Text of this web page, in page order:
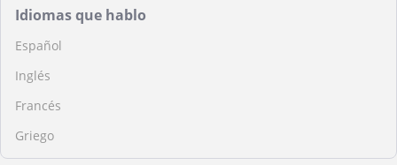
Idiomas que hablo
Español
Inglés
Francés
Griego